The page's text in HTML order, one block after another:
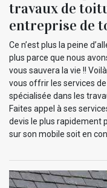
travaux de
entreprise de
Ce n’est plus la peine
plus parce que nous
vous sauvera la vie !!
vous offrir les services
spécialisée dans les
Faites appel à ses
devis le plus rapidement
sur son mobile soit en